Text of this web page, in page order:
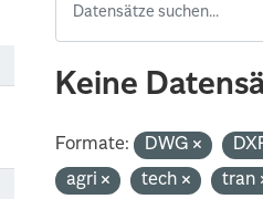
Keine
Formate: DWG
agri
tech tran